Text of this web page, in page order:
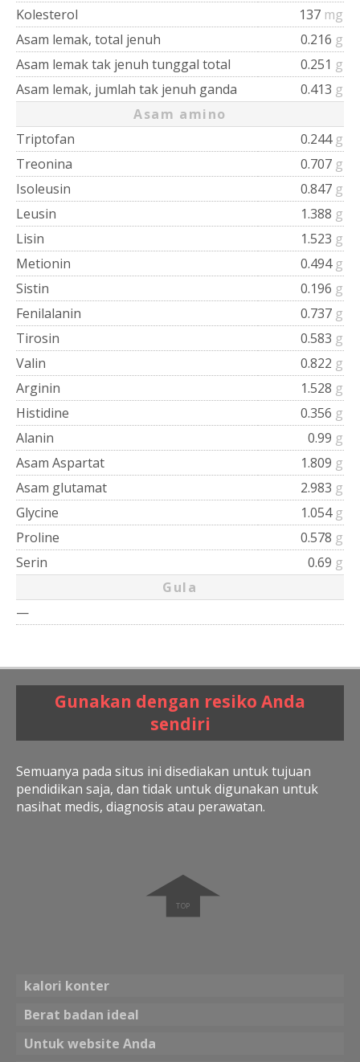
Kolesterol
137 mg
Asam lemak, total jenuh
0.216 g
Asam lemak tak jenuh tunggal total
0.251 g
Asam lemak, jumlah tak jenuh ganda
0.413 g
Asam amino
Triptofan
0.244 g
Treonina
0.707 g
Isoleusin
0.847 g
Leusin
1.388 g
Lisin
1.523 g
Metionin
0.494 g
Sistin
0.196 g
Fenilalanin
0.737 g
Tirosin
0.583 g
Valin
0.822 g
Arginin
1.528 g
Histidine
0.356 g
Alanin
0.99 g
Asam Aspartat
1.809 g
Asam glutamat
2.983 g
Glycine
1.054 g
Proline
0.578 g
Serin
0.69 g
Gula
—
Gunakan dengan resiko Anda
sendiri
Semuanya pada situs ini disediakan untuk tujuan
pendidikan saja, dan tidak untuk digunakan untuk
nasihat medis, diagnosis atau perawatan.
➧
kalori konter
Berat badan ideal
Untuk website Anda